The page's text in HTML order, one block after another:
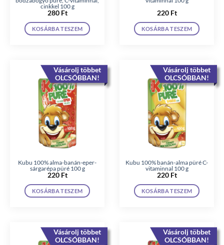
cinkkel 100 g
280 Ft
KOSÁRBA TESZEM
220 Ft
KOSÁRBA TESZEM
Vásárolj többet
OLCSÓBBAN!
Kubu 100% alma-banán-eper-
sárgarépa püré 100 g
220 Ft
KOSÁRBA TESZEM
Vásárolj többet
OLCSÓBBAN!
Kubu 100% banán-alma püré C-
vitaminnal 100 g
220 Ft
KOSÁRBA TESZEM
Vásárolj többet
OLCSÓBBAN!
Vásárolj többet
OLCSÓBBAN!